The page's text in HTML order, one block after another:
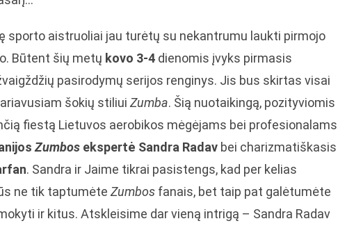
sporto aistruoliai jau turėtų su nekantrumu laukti pirmojo
Būtent šių metų kovo 3-4dienomis įvyks pirmasis
pasirodymų serijos renginys. Jis bus skirtas visai
šokių stiliui Zumba. Šią nuotaikingą, pozityviomis
fiestą Lietuvos aerobikos mėgėjams bei profesionalams
Zumbosekspertė Sandra Radavbei charizmatiškasis
. Sandra ir Jaime tikrai pasistengs, kad per kelias
ne tik taptumėte Zumbosfanais, bet taip pat galėtumėte
ir kitus. Atskleisime dar vieną intrigą – Sandra Radav